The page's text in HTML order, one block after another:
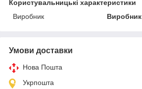
Користувальницькі характеристики
Виробник
Виробник
Умови доставки
Нова Пошта
Укрпошта